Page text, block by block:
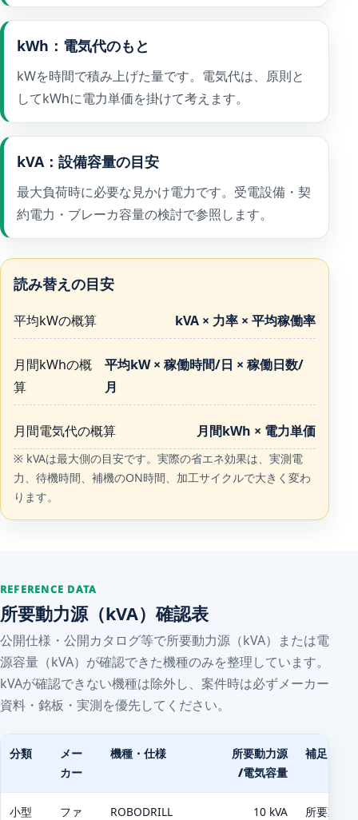
kWh：電気代のもと
kWを時間で積み上げた量です。電気代は、原則と
してkWhに電力単価を掛けて考えます。
kVA：設備容量の目安
最大負荷時に必要な見かけ電力です。受電設備・契
約電力・ブレーカ容量の検討で参照します。
読み替えの目安
平均kWの概算 kVA × 力率 × 平均稼働率
月間kWhの概
算
平均kW × 稼働時間/日 × 稼働日数/
月
月間電気代の概算 月間kWh × 電力単価
※ kVAは最大側の目安です。実際の省エネ効果は、実測電
力、待機時間、補機のON時間、加工サイクルで大きく変わ
ります。
REFERENCE DATA
所要動力源（kVA）確認表
公開仕様・公開カタログ等で所要動力源（kVA）または電
源容量（kVA）が確認できた機種のみを整理しています。
kVAが確認できない機種は除外し、案件時は必ずメーカー
資料・銘板・実測を優先してください。
分類
メー
カー
機種・仕様
所要動力源
/電気容量
補足
小型
ファ
ROBODRILL
10 kVA
所要動力